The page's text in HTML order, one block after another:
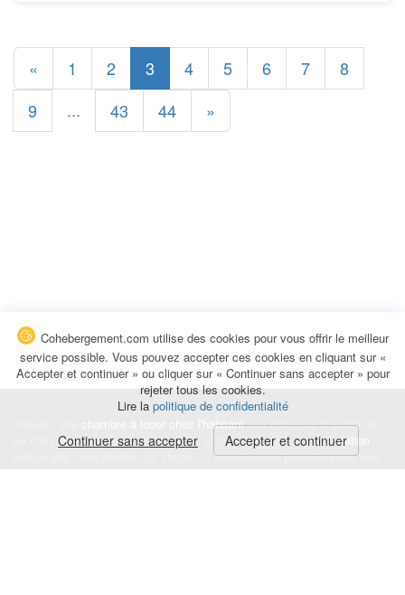
« 1 2 3 4 5 6 7
8
9
... 43 44 »
chambre à louer chez l'habitantà la nuitée, à la semaine,
au mois ou à l'année pour de courts et longs séjours, unecolocation
temporaire : des études, un stage, un déplacement professionnel, une
Cohebergement.com utilise des cookies pour vous offrir le meilleur
service possible. Vous pouvez accepter ces cookies en cliquant sur «
Accepter et continuer » ou cliquer sur « Continuer sans accepter » pour
rejeter tous les cookies.
Lire la politique de confidentialité
Continuer sans accepter Accepter et continuer